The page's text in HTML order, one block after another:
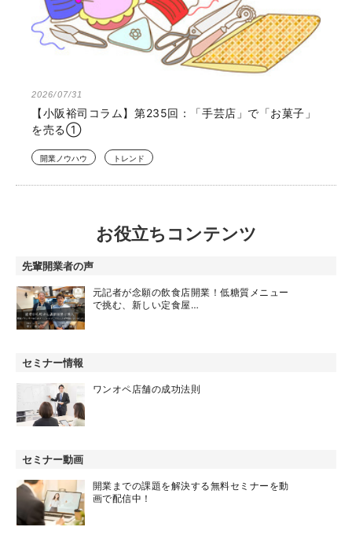
2026/07/31
【小阪裕司コラム】第235回：「手芸店」で「お菓子」
を売る①
開業ノウハウ トレンド
お役立ちコンテンツ
先輩開業者の声
元記者が念願の飲食店開業！低糖質メニュー
で挑む、新しい定食屋…
セミナー情報
ワンオペ店舗の成功法則
セミナー動画
開業までの課題を解決する無料セミナーを動
画で配信中！